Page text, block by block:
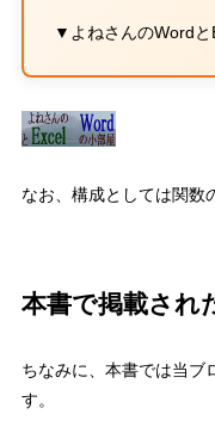
▼よねさんのWordと
なお、 構成としては関数
本書で掲載され
ちなみに、本書では当ブ
す。